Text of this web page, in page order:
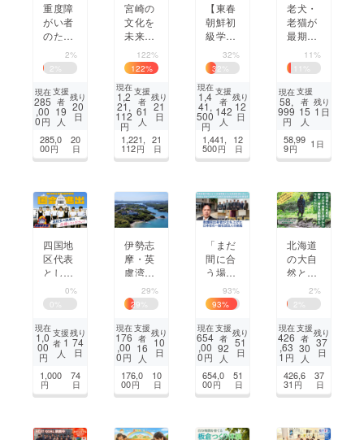
重度障
がい者
のため
ループ
ホーム
「こば
との
家」を
につく
りたい
2%
2
現在
285
,00
0円
支援
者
19
人
残り
20
日
285,0
00円
20
日
宮崎の
文化を
未来の
子ども
達へ！
博物
館・美
術館の
デジタ
ル化と
教育支
援プロ
122%
122%
現在
1,2
21,
112
円
支援
者
61
人
残り
21
日
1,221,
112円
21
日
【東春
朝鮮初
級学校
80周
年】子
どもた
ちに安
心の学
び舎
を！改
修応援
プロ
32%
32
現在
1,4
41,
500
円
支援
者
142
人
残り
12
日
1,441,
500円
12
日
老犬・
老猫が
最期ま
で穏や
かに暮
らせる
場所を
守りた
い
11%
11
現在
58,
999
円
支援
者
15
人
残り
1 日
58,99
9円 1 日
四国地
区代表
として
挑む。
高校生
が開発
する主
権者教
育アプ
なvot
e』
0%
0
現在
1,0
00
円
支援
者1
人
残り
74
日
1,000
円
74
日
伊勢志
摩・英
虞湾
に、子
どもた
ちのた
めの
「里海
のプ
フォー
ム」
29%
29
現在
176
,00
0円
支援
者
16
人
残り
10
日
176,0
00円
10
日
「まだ
間に合
う場
所」を
大阪
に 闇
バイト
に走る
若者達
就労支
援施設
93%
93%
現在
654
,00
0円
支援
者
92
人
残り
51
日
654,0
00円
51
日
北海道
の大自
然とア
イヌの
知恵を
活かし
た教
育・療
育活動
つくり
たい！
2%
2
現在
426
,63
1 円
支援
者
30
人
残り
37
日
426,6
31 円
37
日